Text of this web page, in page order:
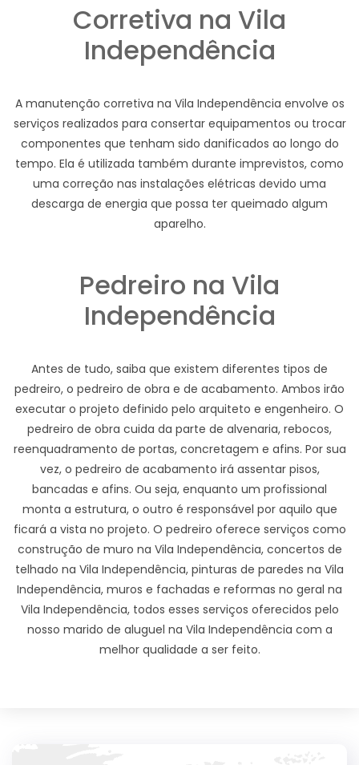
Corretiva na Vila
Independência
A manutenção corretiva na Vila Independência envolve os
serviços realizados para consertar equipamentos ou trocar
componentes que tenham sido danificados ao longo do
tempo. Ela é utilizada também durante imprevistos, como
uma correção nas instalações elétricas devido uma
descarga de energia que possa ter queimado algum
aparelho.
Pedreiro na Vila
Independência
Antes de tudo, saiba que existem diferentes tipos de
pedreiro, o pedreiro de obra e de acabamento. Ambos irão
executar o projeto definido pelo arquiteto e engenheiro. O
pedreiro de obra cuida da parte de alvenaria, rebocos,
reenquadramento de portas, concretagem e afins. Por sua
vez, o pedreiro de acabamento irá assentar pisos,
bancadas e afins. Ou seja, enquanto um profissional
monta a estrutura, o outro é responsável por aquilo que
ficará a vista no projeto. O pedreiro oferece serviços como
construção de muro na Vila Independência, concertos de
telhado na Vila Independência, pinturas de paredes na Vila
Independência, muros e fachadas e reformas no geral na
Vila Independência, todos esses serviços oferecidos pelo
nosso marido de aluguel na Vila Independência com a
melhor qualidade a ser feito.